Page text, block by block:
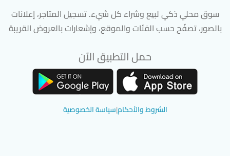
سوق محلي ذكي لبيع وشراء كل شيء. تسجيل المتاجر، إعلانات
بالصور، تصفّح حسب الفئات والموقع، وإشعارات بالعروض القريبة
حمل التطبيق الآن
الشروط والأحكام|سياسة الخصوصية